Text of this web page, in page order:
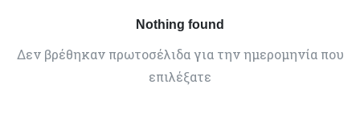
Nothing found
Δεν βρέθηκαν πρωτοσέλιδα για την ημερομηνία που
επιλέξατε